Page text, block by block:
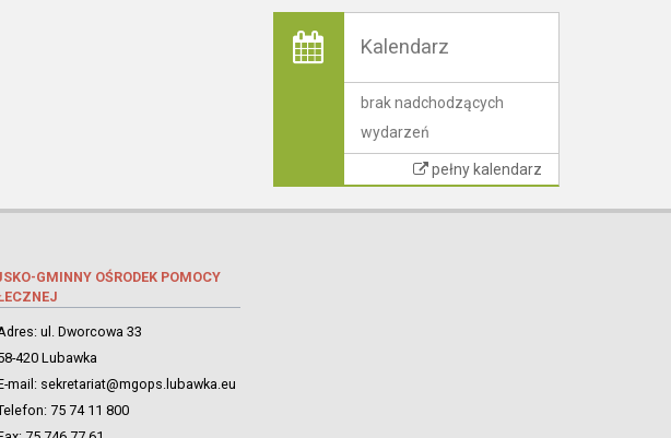
Kalendarz
brak nadchodzących
wydarzeń
pełny kalendarz
GMINNY OŚRODEK POMOCY
ul. Dworcowa 33
420 Lubawka
mail: sekretariat@mgops.lubawka.eu
75 74 11 800